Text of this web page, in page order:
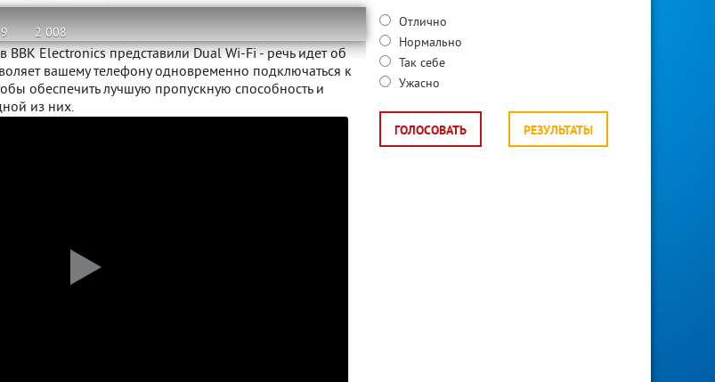
2 008
Electronics представили Dual Wi-Fi - речь идет об
вашему телефону одновременно подключаться к
обеспечить лучшую пропускную способность и
из них.
Отлично
Нормально
Так себе
Ужасно
ГОЛОСОВАТЬ РЕЗУЛЬТАТЫ